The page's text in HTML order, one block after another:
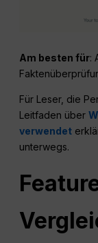
Am besten für:
Für Leser, die
Leitfaden über
verwendet
unterwegs.